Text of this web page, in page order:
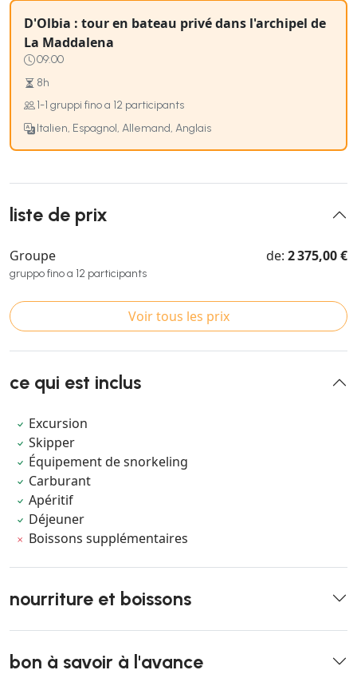
D'Olbia : tour en bateau privé dans l'archipel de
La Maddalena
09:00
8h
1-1 gruppi fino a 12 participants
Italien, Espagnol, Allemand, Anglais
liste de prix
Groupe
gruppo fino a 12 participants
de: 2 375,00 €
Voir tous les prix
ce qui est inclus
Excursion
Skipper
Équipement de snorkeling
Carburant
Apéritif
Déjeuner
Boissons supplémentaires
nourriture et boissons
bon à savoir à l'avance